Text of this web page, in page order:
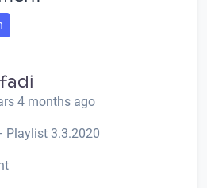
fadi
4 months ago
Playlist 3.3.2020